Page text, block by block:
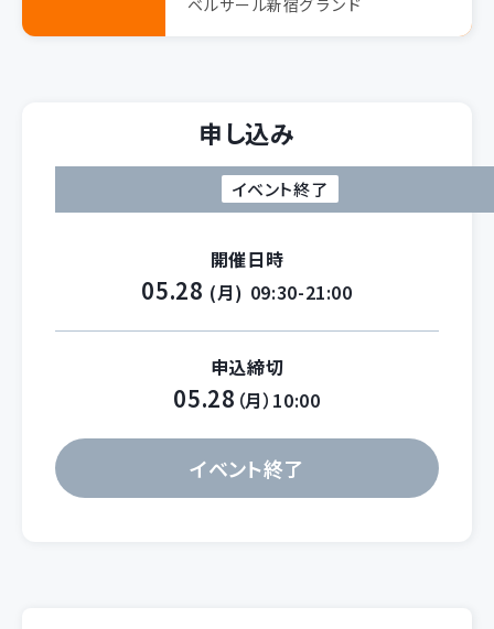
ベルサール新宿グランド
申し込み
イベント終了
開催日時
05.28 (月) 09:30-21:00
申込締切
05.28 （月）10:00
イベント終了